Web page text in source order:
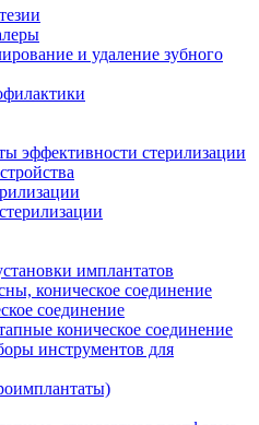
и удаление зубного
эффективности стерилизации
имплантатов
коническое соединение
соединение
коническое соединение
инструментов для